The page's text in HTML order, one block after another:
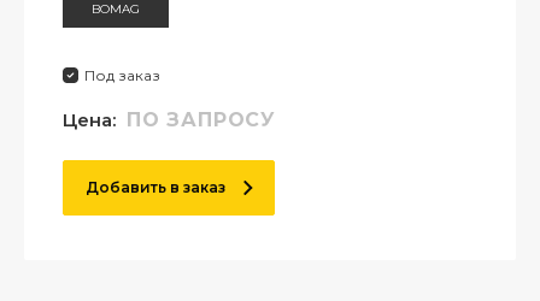
BOMAG
Под заказ
Цена: ПО ЗАПРОСУ
Добавить в заказ